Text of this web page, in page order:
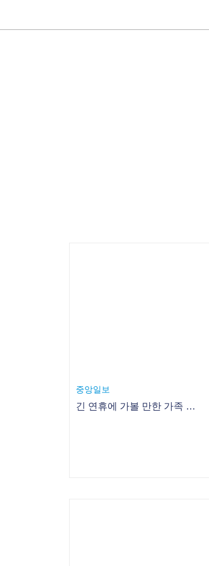
중앙일보
긴 연휴에 가볼 만한 가족 해외 여행지